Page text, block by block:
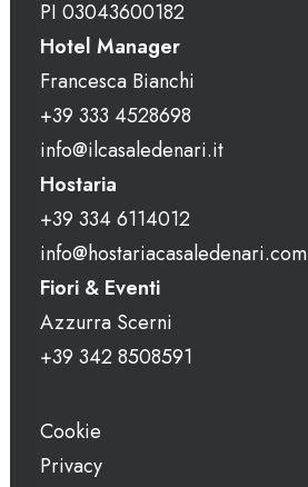
PI 03043600182
Hotel Manager
Francesca Bianchi
+39 333 4528698
info@ilcasaledenari.it
Hostaria
+39 334 6114012
info@hostariacasaledenari.com
Fiori & Eventi
Azzurra Scerni
+39 342 8508591
Cookie
Privacy